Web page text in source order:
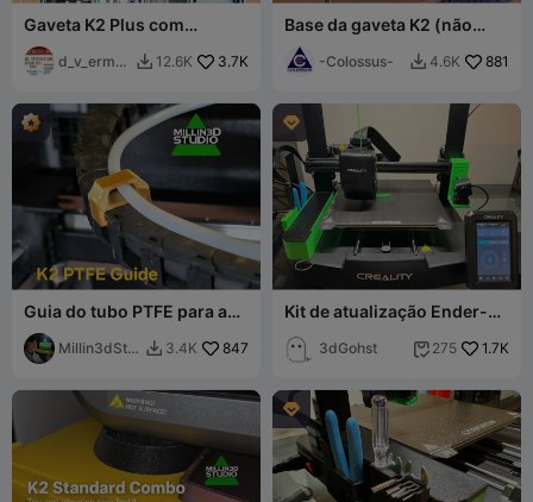
Gaveta K2 Plus com
suporte para placas de
construção
d_v_ermak
 12.6K 3.7K
Base da gaveta K2 (não
pro/plus)
-Colossus-  4.6K 881
Guia do tubo PTFE para a
corrente de arrasto do K2
Plus Pro SEM
TRAVAMENTO!!
Millin3dStu
 3.4K 847

Kit de atualização Ender-3
3dGohst  275 1.7K
